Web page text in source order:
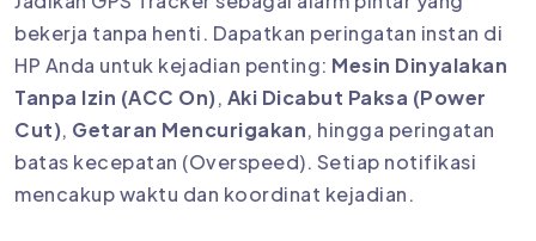
bekerja tanpa henti. Dapatkan peringatan instan di
HP Anda untuk kejadian penting: Mesin Dinyalakan
Tanpa Izin (ACC On), Aki Dicabut Paksa (Power
Cut), Getaran Mencurigakan, hingga peringatan
batas kecepatan (Overspeed). Setiap notifikasi
mencakup waktu dan koordinat kejadian.